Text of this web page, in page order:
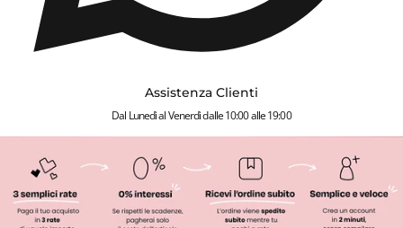
Assistenza Clienti
Dal Lunedì al Venerdì dalle 10:00 alle 19:00